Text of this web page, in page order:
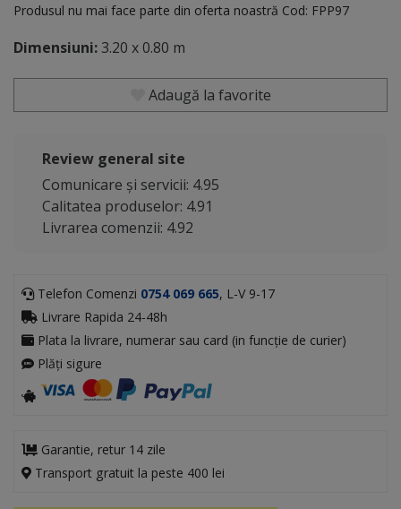
Produsul nu mai face parte din oferta noastră Cod: FPP97
Dimensiuni: 3.20 x 0.80 m
Adaugă la favorite
Review general site
Comunicare și servicii: 4.95
Calitatea produselor: 4.91
Livrarea comenzii: 4.92
Telefon Comenzi 0754 069 665, L-V 9-17
Livrare Rapida 24-48h
Plata la livrare, numerar sau card (in funcție de curier)
Plăți sigure
Garantie, retur 14 zile
Transport gratuit la peste 400 lei